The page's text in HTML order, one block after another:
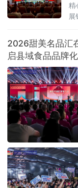
精
展
品
向
2026甜美名品汇
启县域食品品牌